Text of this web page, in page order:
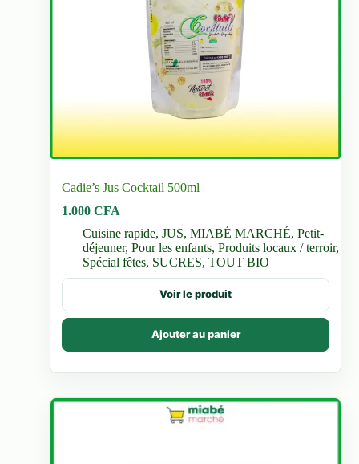
Cadie’s Jus Cocktail 500ml
1.000CFA
Cuisine rapide,JUS,MIABÉ MARCHÉ,Petit-
déjeuner,Pour les enfants,Produits locaux / terroir,
Spécial fêtes, SUCRES,TOUT BIO
Voir le produit
Ajouter au panier